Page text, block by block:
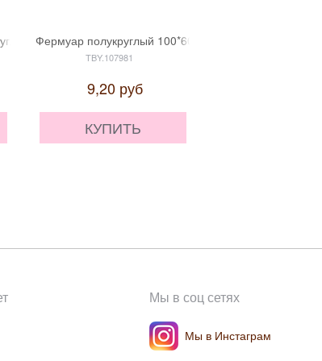
никель 1 шт.
Ø30 мм (внутр. 20 мм) цвет черный никель 1 шт.
Фермуар полукруглый 100*60 мм цвет бронза 1 шт
TBY.107981
9,20 руб
КУПИТЬ
Мы в соц сетях
Мы в Инстаграм